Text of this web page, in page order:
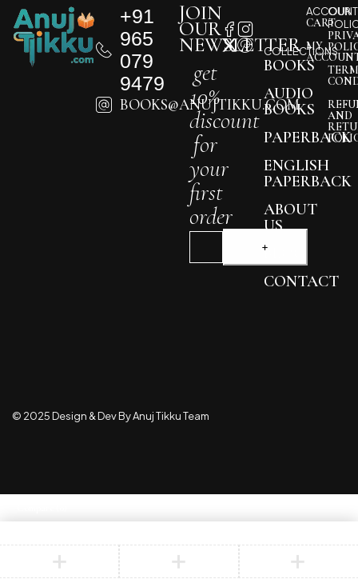
+91
965
079
9479
BOOKS@ANUJTIKKU.COM
COLLECTIONS
BOOKS
AUDIO
BOOKS
PAPERBACK
ENGLISH
PAPERBACK
ABOUT
US
BLOG
CONTACT
JOIN
OUR
NEWSLETTER
get
10%
discount
for
your
first
order
ACCOUNT
CART
MY
OUR
AND
© 2025 Design & Dev By Anuj Tikku Team